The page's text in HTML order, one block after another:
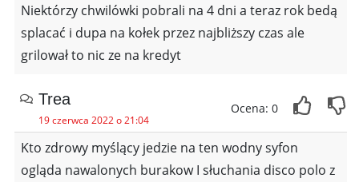
Niektórzy chwilówki pobrali na 4 dni a teraz rok bedą
splacać i dupa na kołek przez najbliższy czas ale
grilował to nic ze na kredyt
Trea
19 czerwca 2022 o 21:04
Ocena: 0
Kto zdrowy myślący jedzie na ten wodny syfon
ogląda nawalonych burakow I słuchania disco polo z